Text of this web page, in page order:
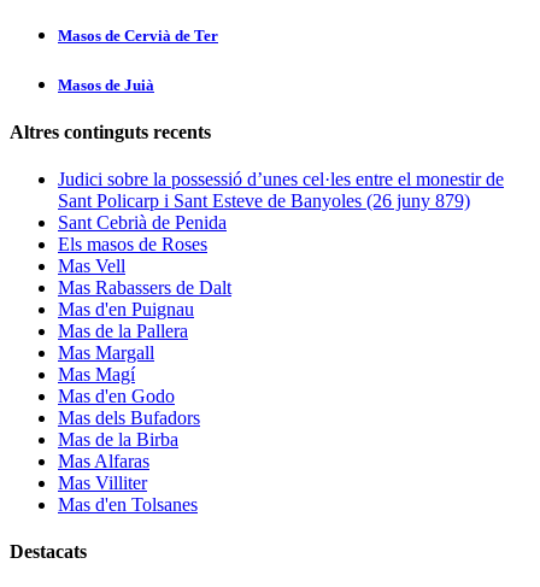
Masos de Cervià de Ter
Masos de Juià
Altres continguts recents
Judici sobre la possessió d’unes cel·les entre el monestir de
Sant Policarp i Sant Esteve de Banyoles (26 juny 879)
Sant Cebrià de Penida
Els masos de Roses
Mas Vell
Mas Rabassers de Dalt
Mas d'en Puignau
Mas de la Pallera
Mas Margall
Mas Magí
Mas d'en Godo
Mas dels Bufadors
Mas de la Birba
Mas Alfaras
Mas Villiter
Mas d'en Tolsanes
Destacats